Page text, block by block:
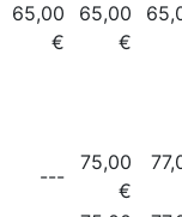
65,00
€
65,00
€
---
75,00
€